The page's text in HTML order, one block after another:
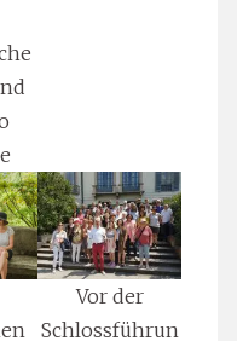
Vor der
Schlossführun